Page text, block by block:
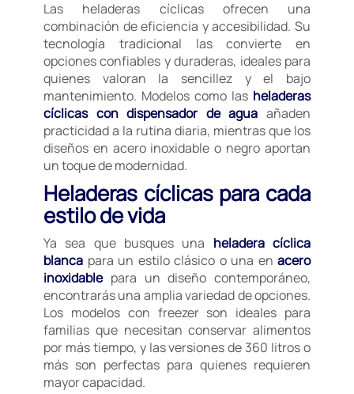
Las heladeras cíclicas ofrecen una
combinación de eficiencia y accesibilidad. Su
tecnología tradicional las convierte en
opciones confiables y duraderas, ideales para
quienes valoran la sencillez y el bajo
mantenimiento. Modelos como las heladeras
cíclicas con dispensador de agua añaden
practicidad a la rutina diaria, mientras que los
diseños en acero inoxidable o negro aportan
un toque de modernidad.
Heladeras cíclicas para cada
estilo de vida
Ya sea que busques una heladera cíclica
blanca para un estilo clásico o una en acero
inoxidablepara un diseño contemporáneo,
encontrarás una amplia variedad de opciones.
Los modelos con freezer son ideales para
familias que necesitan conservar alimentos
por más tiempo, y las versiones de 360 litros o
más son perfectas para quienes requieren
mayor capacidad.